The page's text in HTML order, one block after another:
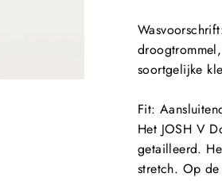
Wasvoorschrift
soortgelijke
Fit:
Het JOSH V
getailleerd.
stretch. Op